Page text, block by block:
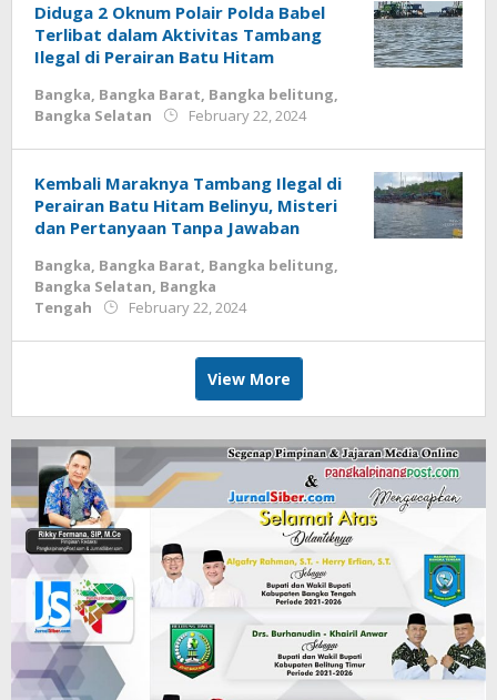
Diduga 2 Oknum Polair Polda Babel
Terlibat dalam Aktivitas Tambang
Ilegal di Perairan Batu Hitam
Bangka, Bangka Barat, Bangka belitung,
Bangka Selatan
February 22, 2024
Kembali Maraknya Tambang Ilegal di
Perairan Batu Hitam Belinyu, Misteri
dan Pertanyaan Tanpa Jawaban
Bangka, Bangka Barat, Bangka belitung,
Bangka Selatan, Bangka
Tengah
February 22, 2024
View More